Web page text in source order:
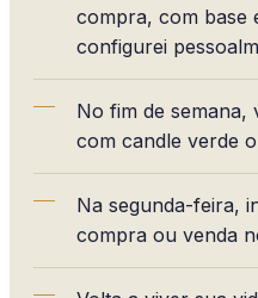
compra, com base
configurei
No fim de semana,
com candle verde
Na segunda-feira,
compra ou venda